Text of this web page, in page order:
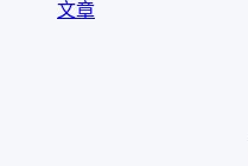
文章